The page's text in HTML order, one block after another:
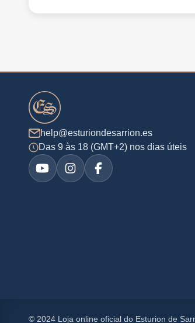
help@esturiondesarrion.es
Das 9 às 18 (GMT+2) nos dias úteis
© 2024 Loja online oficial do Esturion de